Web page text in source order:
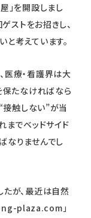
」を開設しまし
ストをお招きし、
考えています。
医療・看護界は大
保たなければなら
接触しない”が当
までベッドサイド
なりませんでし
が、最近は自然
plaza.com」